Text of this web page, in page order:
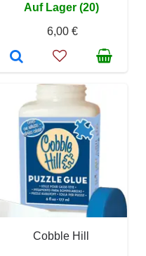
Auf Lager (20)
6,00 €
Cobble Hill